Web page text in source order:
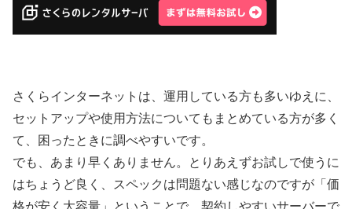
さくらインターネットは、運用している方も多いゆえに、
セットアップや使用方法についてもまとめている方が多く
て、困ったときに調べやすいです。
でも、あまり早くありません。とりあえずお試しで使うに
はちょうど良く、スペックは問題ない感じなのですが「価